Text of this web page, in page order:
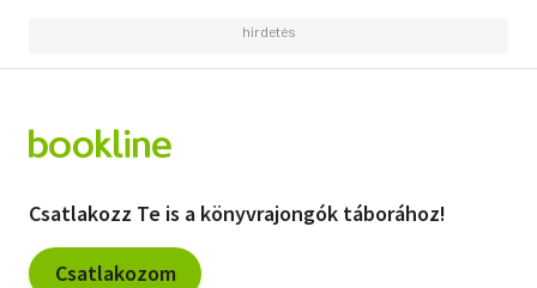
Csatlakozz Te is a könyvrajongók táborához!
Csatlakozom